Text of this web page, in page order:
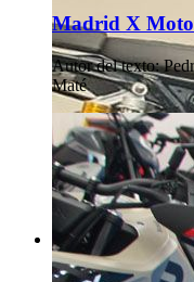
Madrid X
Autor del texto:
Maté